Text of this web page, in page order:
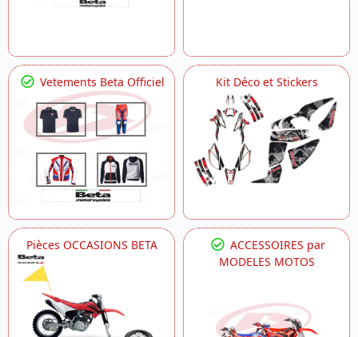
Vetements Beta Officiel Kit Déco et Stickers
Pièces OCCASIONS BETA
ACCESSOIRES par
MODELES MOTOS